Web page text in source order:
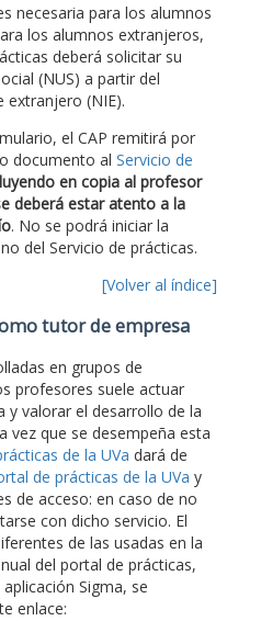
necesaria para los alumnos
los alumnos extranjeros,
deberá solicitar su
(NUS) a partir del
extranjero (NIE).
el CAP remitirá por
documento al Servicio de
en copia al profesor
deberá estar atento a la
. No se podrá iniciar la
del Servicio de prácticas.
[Volver al índice]
tutor de empresa
en grupos de
profesores suele actuar
valorar el desarrollo de la
vez que se desempeña esta
de la UVa dará de
de prácticas de la UVa y
de acceso: en caso de no
con dicho servicio. El
de las usadas en la
del portal de prácticas,
Sigma, se
enlace: